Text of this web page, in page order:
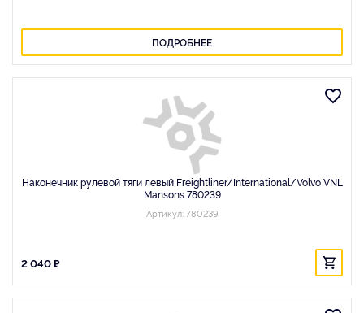
ПОДРОБНЕЕ
Наконечник рулевой тяги левый Freightliner/International/Volvo VNL
Mansons 780239
Артикул: 780239
2 040 ₽